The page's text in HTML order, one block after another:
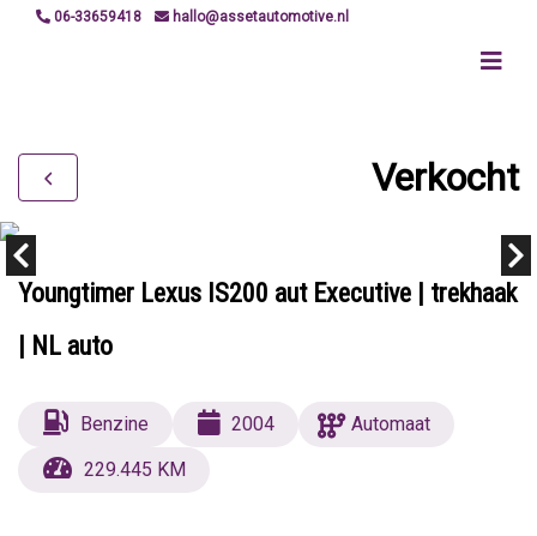
06-33659418 hallo@assetautomotive.nl
Verkocht
Youngtimer Lexus IS200 aut Executive | trekhaak
| NL auto
Benzine 2004
Automaat
229.445 KM